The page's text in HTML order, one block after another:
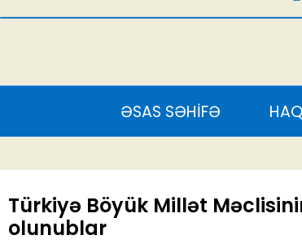
Türkiyə Böyük Millət
olunublar